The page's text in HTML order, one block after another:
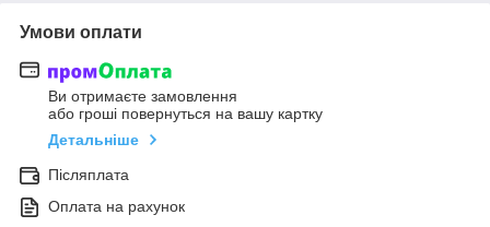
Умови оплати
Ви отримаєте замовлення
або гроші повернуться на вашу картку
Детальніше
Післяплата
Оплата на рахунок